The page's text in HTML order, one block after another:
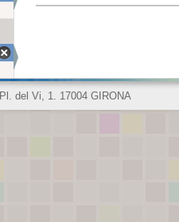
Pl. del Vi, 1. 17004 GIRONA